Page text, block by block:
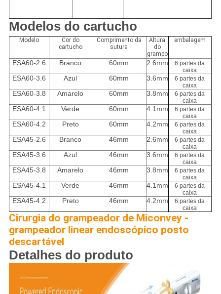
Modelos do cartucho
Modelo
Cor do
cartucho
Comprimento da
sutura
Altura
do
grampo
embalagem
ESA60-2.6 Branco 60mm 2.6mm
6 partes da
caixa
ESA60-3.6 Azul 60mm 3.6mm
6 partes da
caixa
ESA60-3.8 Amarelo 60mm 3.8mm
6 partes da
caixa
ESA60-4.1 Verde 60mm 4.1mm
6 partes da
caixa
ESA60-4.2 Preto 60mm 4.2mm
6 partes da
caixa
ESA45-2.6 Branco 46mm 2.6mm
6 partes da
caixa
ESA45-3.6 Azul 46mm 3.6mm
6 partes da
caixa
ESA45-3.8 Amarelo 46mm 3.8mm
6 partes da
caixa
ESA45-4.1 Verde 46mm 4.1mm
6 partes da
caixa
ESA45-4.2 Preto 46mm 4.2mm
6 partes da
caixa
Cirurgia do grampeador de Miconvey -
grampeador linear endoscópico posto
descartável
Detalhes do produto